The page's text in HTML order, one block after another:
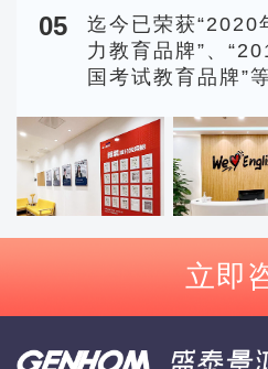
05
迄今已荣获“2020
力教育品牌”、
国考试教育品牌”
立即